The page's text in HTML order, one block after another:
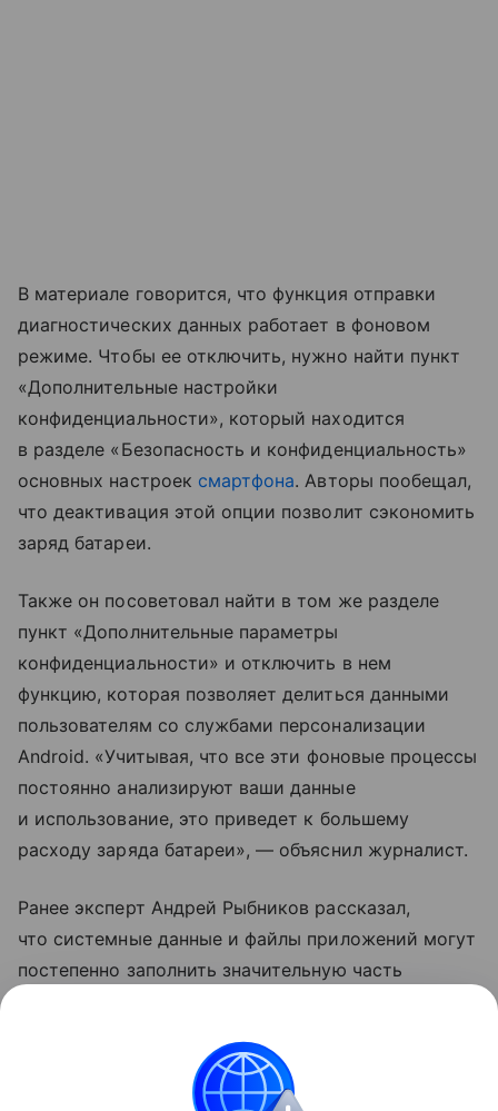
В материале говорится, что функция отправки
диагностических данных работает в фоновом
режиме. Чтобы ее отключить, нужно найти пункт
«Дополнительные настройки
конфиденциальности», который находится
в разделе «Безопасность и конфиденциальность»
основных настроек смартфона. Авторы пообещал,
что деактивация этой опции позволит сэкономить
заряд батареи.
Также он посоветовал найти в том же разделе
пункт «Дополнительные параметры
конфиденциальности» и отключить в нем
функцию, которая позволяет делиться данными
пользователям со службами персонализации
Android. «Учитывая, что все эти фоновые процессы
постоянно анализируют ваши данные
и использование, это приведет к большему
расходу заряда батареи», — объяснил журналист.
Ранее эксперт Андрей Рыбников рассказал,
что системные данные и файлы приложений могут
постепенно заполнить значительную часть